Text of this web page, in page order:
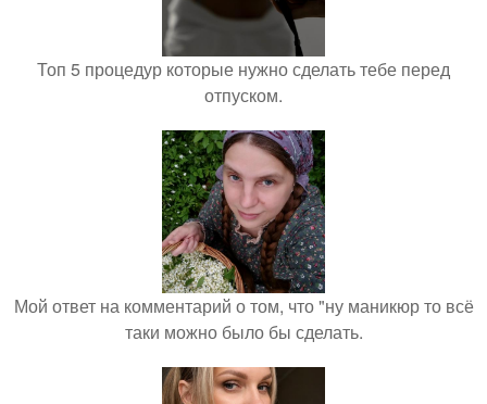
Топ 5 процедур которые нужно сделать тебе перед
отпуском.
Мой ответ на комментарий о том, что "ну маникюр то всё
таки можно было бы сделать.